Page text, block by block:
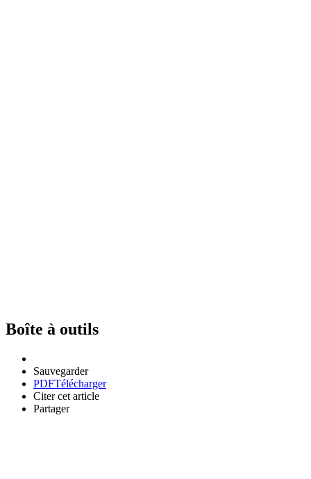
Boîte à outils
Sauvegarder
PDFTélécharger
Citer cet article
Partager